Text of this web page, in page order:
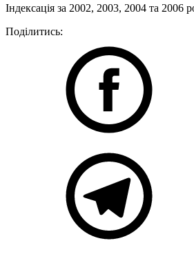
Індексація за 2002, 2003, 2004 та 2006
Поділитись: